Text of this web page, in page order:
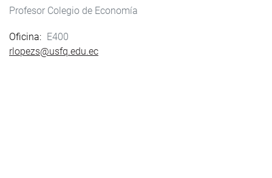
Profesor Colegio de Economía
Oficina
E400
rlopezs@usfq.edu.ec